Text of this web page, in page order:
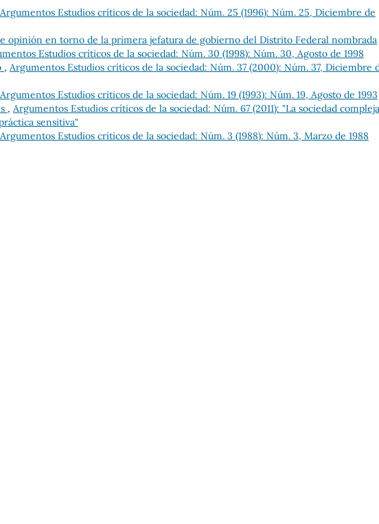
Argumentos Estudios críticos de la sociedad: Núm. 25 (1996): Núm. 25, Diciembre de
opinión en torno de la primera jefatura de gobierno del Distrito Federal nombrada
Estudios críticos de la sociedad: Núm. 30 (1998): Núm. 30, Agosto de 1998
, Argumentos Estudios críticos de la sociedad: Núm. 37 (2000): Núm. 37, Diciembre
Argumentos Estudios críticos de la sociedad: Núm. 19 (1993): Núm. 19, Agosto de 1993
, Argumentos Estudios críticos de la sociedad: Núm. 67 (2011): "La sociedad
sensitiva"
Argumentos Estudios críticos de la sociedad: Núm. 3 (1988): Núm. 3, Marzo de 1988